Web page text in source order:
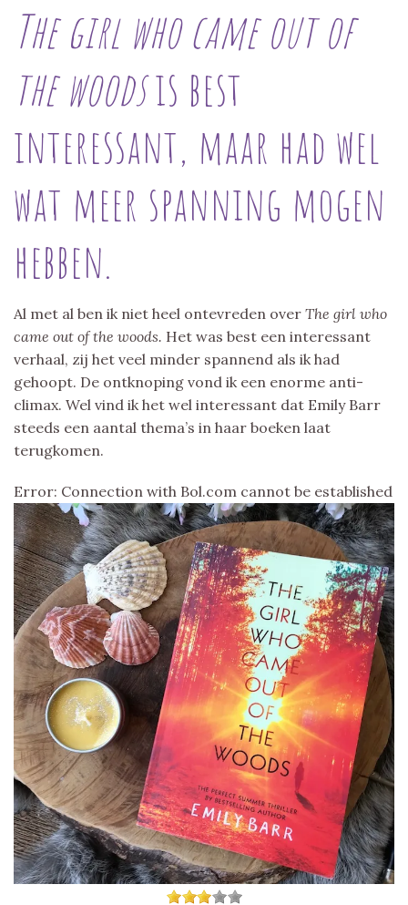
The girl who came out of
the woodsis best
interessant, maar had wel
wat meer spanning mogen
hebben.
Al met al ben ik niet heel ontevreden over The girl who
came out of the woods. Het was best een interessant
verhaal, zij het veel minder spannend als ik had
gehoopt. De ontknoping vond ik een enorme anti-
climax. Wel vind ik het wel interessant dat Emily Barr
steeds een aantal thema’s in haar boeken laat
terugkomen.
Error: Connection with Bol.com cannot be established